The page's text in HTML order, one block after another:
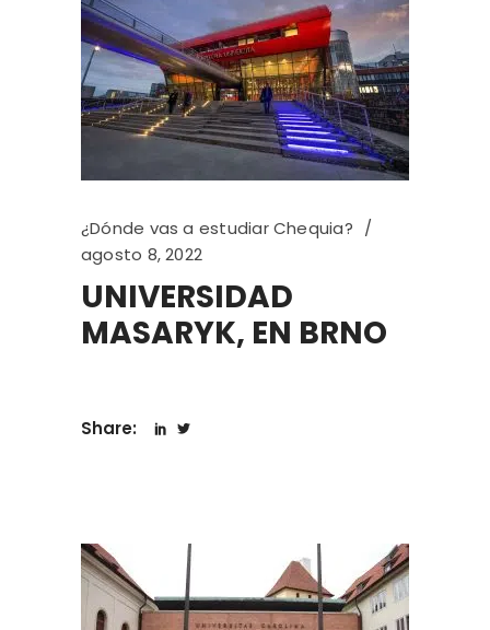
¿Dónde vas a estudiar Chequia?
agosto 8, 2022
UNIVERSIDAD
MASARYK, EN BRNO
Share: